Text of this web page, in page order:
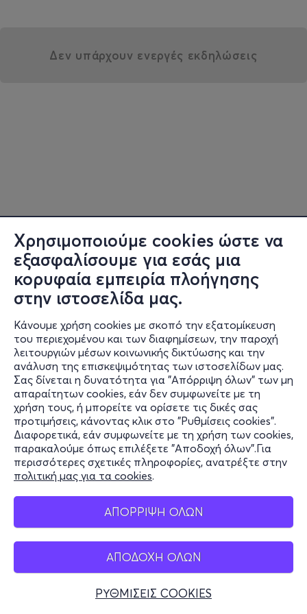
Χρησιμοποιούμε cookies ώστε να
εξασφαλίσουμε για εσάς μια
κορυφαία εμπειρία πλοήγησης
στην ιστοσελίδα μας.
Κάνουμε χρήση cookies με σκοπό την εξατομίκευση
του περιεχομένου και των διαφημίσεων, την παροχή
λειτουργιών μέσων κοινωνικής δικτύωσης και την
ανάλυση της επισκεψιμότητας των ιστοσελίδων μας.
Σας δίνεται η δυνατότητα για "Απόρριψη όλων" των μη
απαραίτητων cookies, εάν δεν συμφωνείτε με τη
χρήση τους, ή μπορείτε να ορίσετε τις δικές σας
προτιμήσεις, κάνοντας κλικ στο "Ρυθμίσεις cookies".
Διαφορετικά, εάν συμφωνείτε με τη χρήση των cookies,
παρακαλούμε όπως επιλέξετε "Αποδοχή όλων".Για
περισσότερες σχετικές πληροφορίες, ανατρέξτε στην
πολιτική μας για τα cookies.
ΑΠΟΡΡΙΨΗ ΟΛΩΝ
ΑΠΟΔΟΧΗ ΟΛΩΝ
ΡΥΘΜΙΣΕΙΣ COOKIES
Δεν υπάρχουν ενεργές εκδηλώσεις